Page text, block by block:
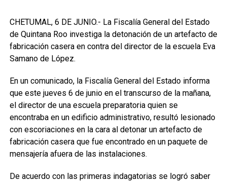
CHETUMAL, 6 DE JUNIO.- La Fiscalía General del Estado
de Quintana Roo investiga la detonación de un artefacto de
fabricación casera en contra del director de la escuela Eva
Samano de López.
En un comunicado, la Fiscalía General del Estado informa
que este jueves 6 de junio en el transcurso de la mañana,
el director de una escuela preparatoria quien se
encontraba en un edificio administrativo, resultó lesionado
con escoriaciones en la cara al detonar un artefacto de
fabricación casera que fue encontrado en un paquete de
mensajería afuera de las instalaciones.
De acuerdo con las primeras indagatorias se logró saber